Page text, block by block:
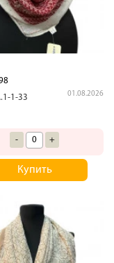
1-33
01.08.2026
- +
Купить